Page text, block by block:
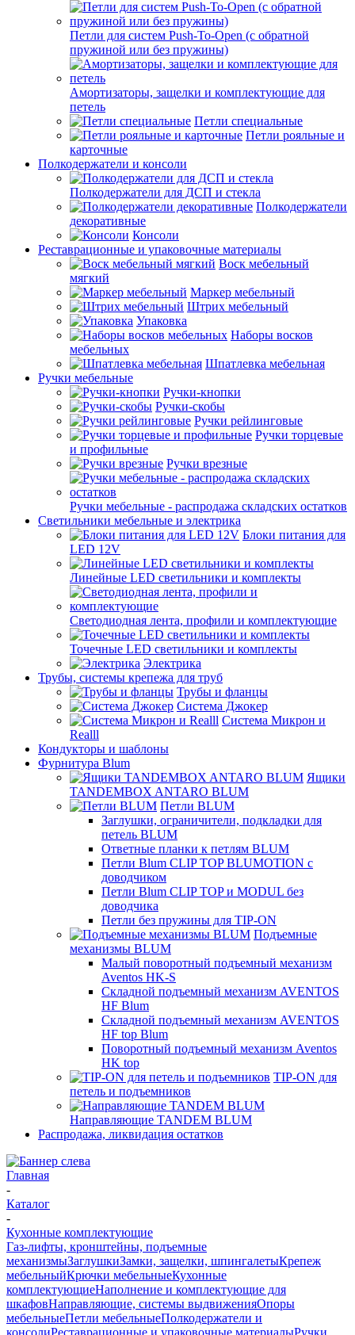
Петли для систем Push-To-Open (с обратной
пружиной или без пружины)
Амортизаторы, защелки и комплектующие для
петель
Петли специальные
Петли рояльные и
карточные
Полкодержатели и консоли
Полкодержатели для ДСП и стекла
Полкодержатели
декоративные
Консоли
Реставрационные и упаковочные материалы
Воск мебельный
мягкий
Маркер мебельный
Штрих мебельный
Упаковка
Наборы восков
мебельных
Шпатлевка мебельная
Ручки мебельные
Ручки-кнопки
Ручки-скобы
Ручки рейлинговые
Ручки торцевые
и профильные
Ручки врезные
Ручки мебельные - распродажа складских остатков
Светильники мебельные и электрика
Блоки питания для
LED 12V
Линейные LED светильники и комплекты
Светодиодная лента, профили и комплектующие
Точечные LED светильники и комплекты
Электрика
Трубы, системы крепежа для труб
Трубы и фланцы
Система Джокер
Система Микрон и
Realll
Кондукторы и шаблоны
Фурнитура Blum
Ящики
TANDEMBOX ANTARO BLUM
Петли BLUM
Заглушки, ограничители, подкладки для
петель BLUM
Ответные планки к петлям BLUM
Петли Blum CLIP TOP BLUMOTION с
доводчиком
Петли Blum CLIP TOP и MODUL без
доводчика
Петли без пружины для TIP-ON
Подъемные
механизмы BLUM
Малый поворотный подъемный механизм
Aventos HK-S
Складной подъемный механизм AVENTOS
HF Blum
Складной подъемный механизм AVENTOS
HF top Blum
Поворотный подъемный механизм Aventos
HK top
TIP-ON для
петель и подъемников
Направляющие TANDEM BLUM
Распродажа, ликвидация остатков
Главная
-
Каталог
-
Кухонные комплектующие
Газ-лифты, кронштейны, подъемные
механизмыЗаглушкиЗамки, защелки, шпингалетыКрепеж
мебельныйКрючки мебельныеКухонные
комплектующиеНаполнение и комплектующие для
шкафовНаправляющие, системы выдвиженияОпоры
мебельныеПетли мебельныеПолкодержатели и
консолиРеставрационные и упаковочные материалыРучки